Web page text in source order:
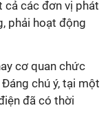
cả các đơn vị phát
phải hoạt động
cơ quan chức
chú ý, tại một
đã có thời